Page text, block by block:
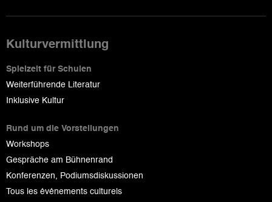
Kulturvermittlung
Spielzeit für Schulen
Weiterführende Literatur
Inklusive Kultur
Rund um die Vorstellungen
Workshops
Gespräche am Bühnenrand
Konferenzen, Podiumsdiskussionen
Tous les événements culturels